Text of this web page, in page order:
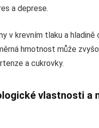
a deprese.
v krevním tlaku a hladině
hmotnost může
a cukrovky.
vlastnosti a